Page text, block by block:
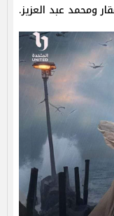
ومحمد عبد العزيز.